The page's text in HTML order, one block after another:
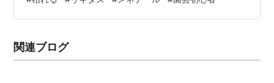
てみたけど、もうどうしようもない状態です😔 どうした
らよかったんだろう、、、調べたら温度差にも弱いらし
がよかったのかも。 これ、新芽が出ることあるのかな？
ダメそうな気がする。。。 植え付け…
関連ブログ